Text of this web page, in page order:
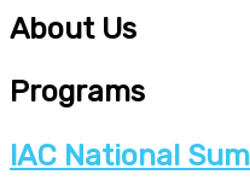
About Us
Programs
IAC National